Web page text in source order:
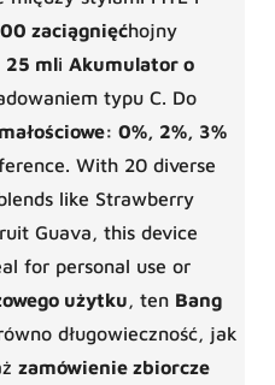
zaciągnięćhojny
25 mli Akumulator o
typu C. Do
0%, 2%, 3%
With 20 diverse
like Strawberry
Guava, this device
for personal use or
użytku , ten Bang
długowieczność, jak
zamówienie zbiorcze